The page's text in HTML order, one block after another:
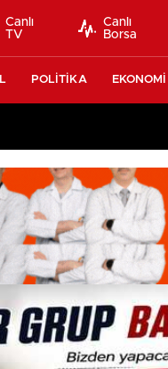
Canlı
TV
Canlı
Borsa
POLİTİKA EKONOMİ